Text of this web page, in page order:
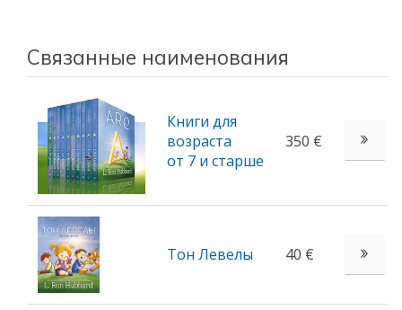
Связанные наименования
Книги для
возраста
от 7 и старше
350 €
Тон Левелы 40 €